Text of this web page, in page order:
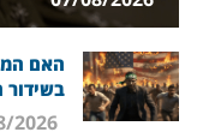
האם
בשידור